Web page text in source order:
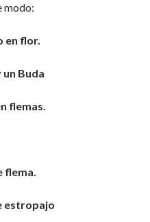
modo:
en flor.
Buda
flemas.
flema.
estropajo